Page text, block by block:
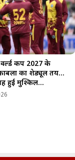
कप 2027 के
का शेड्यूल तय…
हुई मुश्किल…